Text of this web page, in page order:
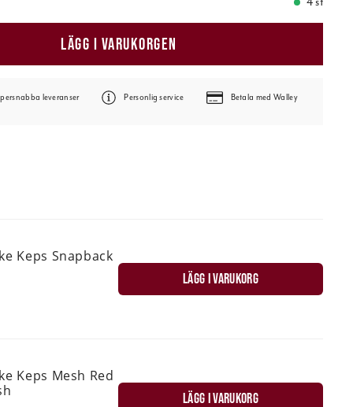
LÄGG I VARUKORGEN
leveranser Personlig service Betala med Walley
Keps Snapback
LÄGG I VARUKORG
Keps Mesh Red
LÄGG I VARUKORG